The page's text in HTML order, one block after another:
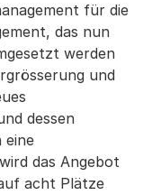
für die
das nun
werden
und
dessen
eine
das Angebot
acht Plätze